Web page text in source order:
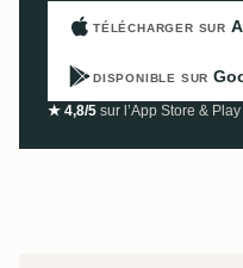
TÉLÉCHARGER SUR
DISPONIBLE SUR
★ 4,8/5 sur l’App Store &